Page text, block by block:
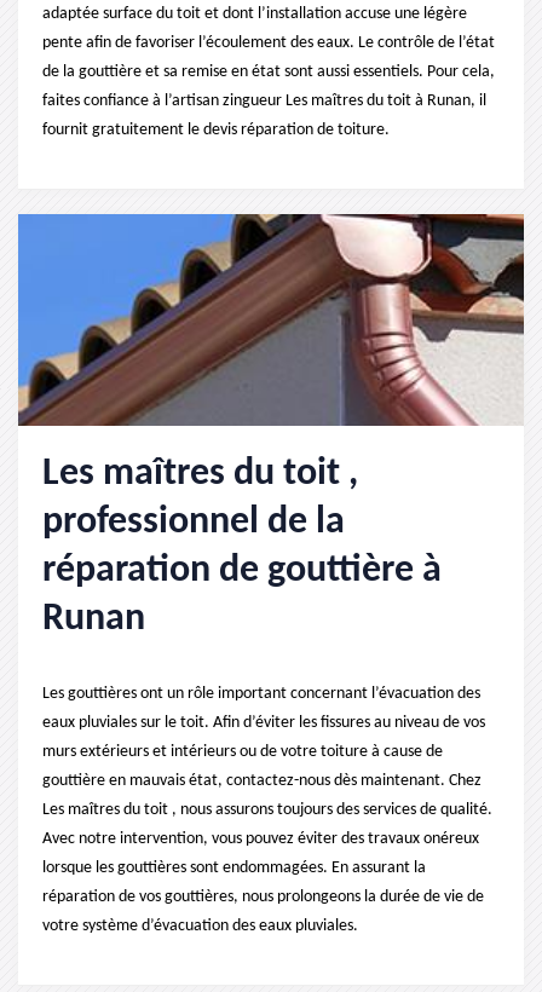
adaptée surface du toit et dont l’installation accuse une légère
pente afin de favoriser l’écoulement des eaux. Le contrôle de l’état
de la gouttière et sa remise en état sont aussi essentiels. Pour cela,
faites confiance à l’artisan zingueur Les maîtres du toit à Runan, il
fournit gratuitement le devis réparation de toiture.
Les maîtres du toit ,
professionnel de la
réparation de gouttière à
Runan
Les gouttières ont un rôle important concernant l’évacuation des
eaux pluviales sur le toit. Afin d’éviter les fissures au niveau de vos
murs extérieurs et intérieurs ou de votre toiture à cause de
gouttière en mauvais état, contactez-nous dès maintenant. Chez
Les maîtres du toit , nous assurons toujours des services de qualité.
Avec notre intervention, vous pouvez éviter des travaux onéreux
lorsque les gouttières sont endommagées. En assurant la
réparation de vos gouttières, nous prolongeons la durée de vie de
votre système d’évacuation des eaux pluviales.